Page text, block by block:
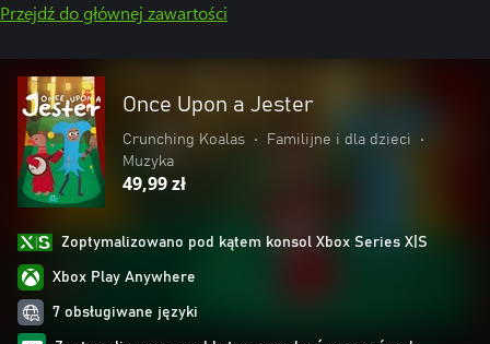
Przejdź do głównej zawartości
Once Upon a Jester
Crunching Koalas • Familijne i dla dzieci
•
Muzyka
49,99 zł
Zoptymalizowano pod kątem konsol Xbox Series X|S
Xbox Play Anywhere
7 obsługiwane języki